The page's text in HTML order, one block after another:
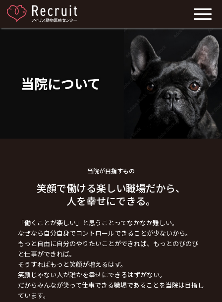
当院について
当院が目指すもの
笑顔で働ける楽しい職場だから、
人を幸せにできる。
「働くことが楽しい」と思うことってなかなか難しい。
なぜなら自分自身でコントロールできることが少ないから。
もっと自由に自分のやりたいことができれば、もっとのびのび
と仕事ができれば。
そうすればもっと笑顔が増えるはず。
笑顔じゃない人が誰かを幸せにできるはずがない。
だからみんなが笑って仕事できる職場であることを当院は目指し
ています。